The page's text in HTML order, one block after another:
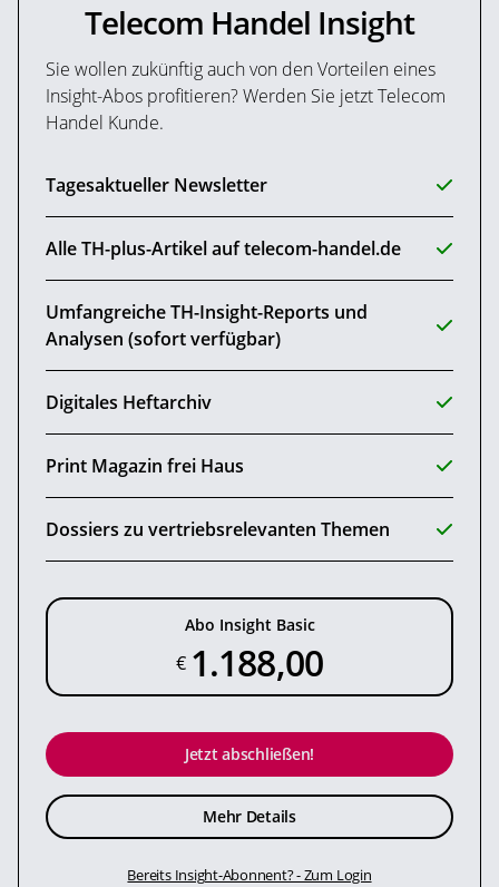
Telecom Handel Insight
Sie wollen zukünftig auch von den Vorteilen eines
Insight-Abos profitieren? Werden Sie jetzt Telecom
Handel Kunde.
Tagesaktueller Newsletter
Alle TH-plus-Artikel auf telecom-handel.de
Umfangreiche TH-Insight-Reports und
Analysen (sofort verfügbar)
Digitales Heftarchiv
Print Magazin frei Haus
Dossiers zu vertriebsrelevanten Themen
Abo Insight Basic
€ 1.188,00
Jetzt abschließen!
Mehr Details
Bereits Insight-Abonnent? - Zum Login